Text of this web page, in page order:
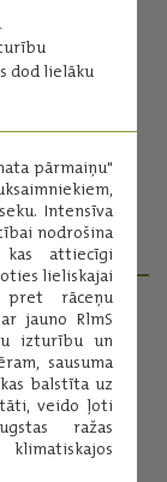
dod lielāku
pārmaiņu"
Intensīva
nodrošina
kas attiecīgi
lieliskajai
rāceņu
jauno RlmS
izturību un
sausuma
balstīta uz
veido ļoti
ražas
klimatiskajos
ražām arī
dod lielāku